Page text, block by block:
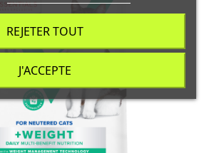
REJETER TOUT
J'ACCEPTE